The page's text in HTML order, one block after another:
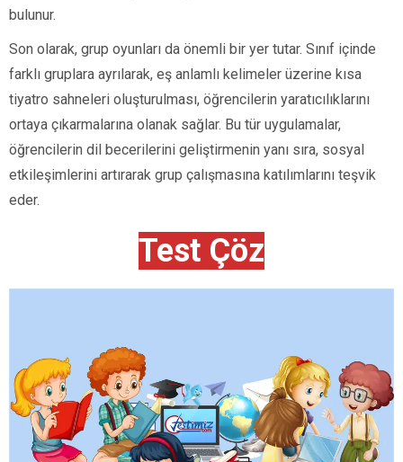
bulunur.
Son olarak, grup oyunları da önemli bir yer tutar. Sınıf içinde
farklı gruplara ayrılarak, eş anlamlı kelimeler üzerine kısa
tiyatro sahneleri oluşturulması, öğrencilerin yaratıcılıklarını
ortaya çıkarmalarına olanak sağlar. Bu tür uygulamalar,
öğrencilerin dil becerilerini geliştirmenin yanı sıra, sosyal
etkileşimlerini artırarak grup çalışmasına katılımlarını teşvik
eder.
Test Çöz